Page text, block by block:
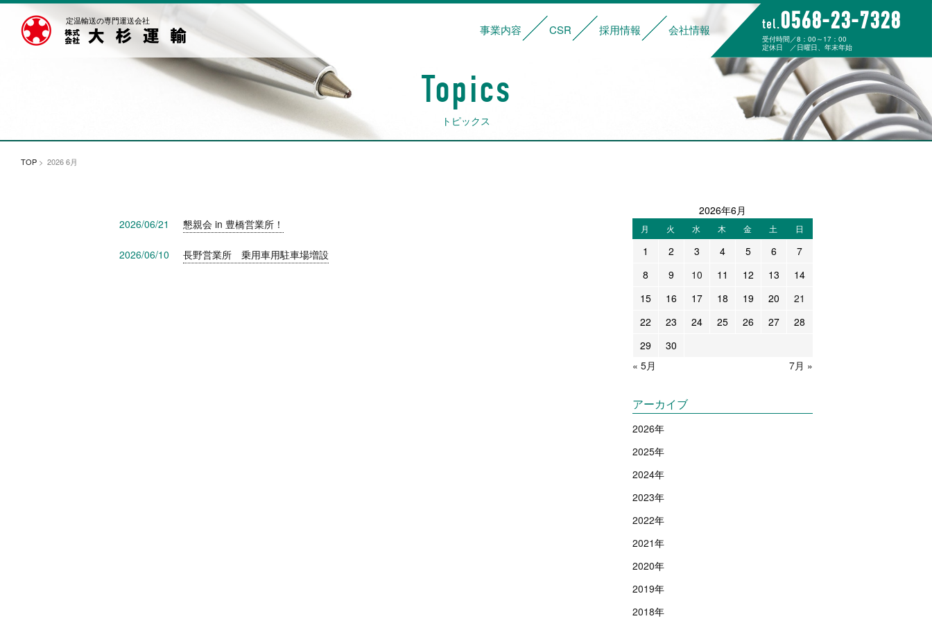
tel.0568-23-7328
受付時間／8：00～17：00
定休日 ／日曜日、年末年始
定温輸送の専門運送会社
Topics
トピックス
TOP > 2026 6月
2026/06/21 懇親会 in 豊橋営業所！
2026/06/10 長野営業所 乗用車用駐車場増設
2026年6月
月 火 水 木 金 土 日
« 5月 7月 »
1 2 3 4 5 6
7
8
9 10 11 12 13
14
15
16 17 18 19 20
21
22
23 24 25 26 27
28
29
30
アーカイブ
2026年
2025年
2024年
2023年
2022年
2021年
2020年
2019年
2018年
事業内容 CSR 採用情報 会社情報
経営理念
代表挨拶
企業概要
事業所一覧
カーゴワークジャパン